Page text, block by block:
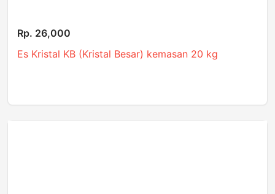
Rp. 26,000
Es Kristal KB (Kristal Besar) kemasan 20 kg